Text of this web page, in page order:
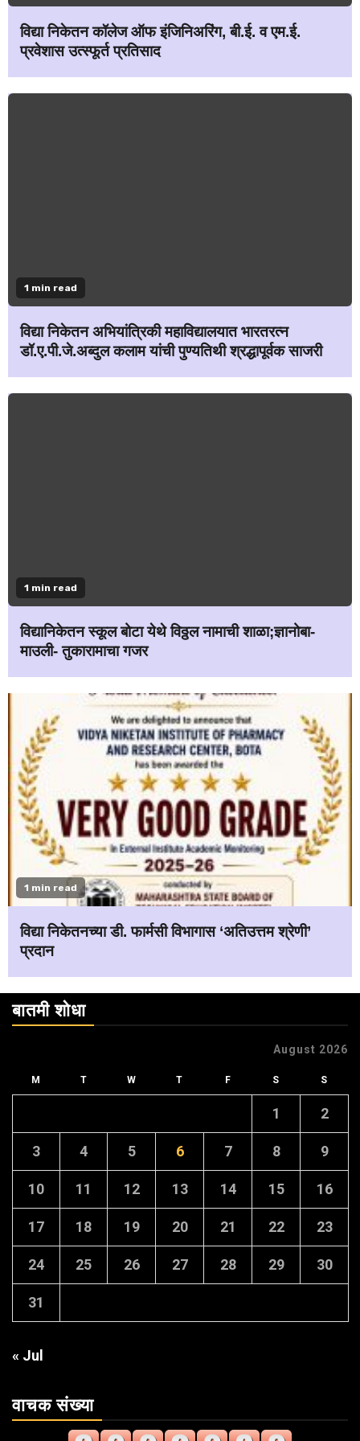
विद्या निकेतन कॉलेज ऑफ इंजिनिअरिंग, बी.ई. व एम.ई.
प्रवेशास उत्स्फूर्त प्रतिसाद
1 min read
विद्या निकेतन अभियांत्रिकी महाविद्यालयात भारतरत्न
डॉ.ए.पी.जे.अब्दुल कलाम यांची पुण्यतिथी श्रद्धापूर्वक साजरी
1 min read
विद्यानिकेतन स्कूल बोटा येथे विठ्ठल नामाची शाळा;ज्ञानोबा-
माउली- तुकारामाचा गजर
1 min read
विद्या निकेतनच्या डी. फार्मसी विभागास ‘अतिउत्तम श्रेणी’
प्रदान
बातमी शोधा
August 2026
M T W T F S S
1 2
3 4 5 6 7 8 9
10 11 12 13 14 15 16
17 18 19 20 21 22 23
24 25 26 27 28 29 30
31
« Jul
वाचक संख्या